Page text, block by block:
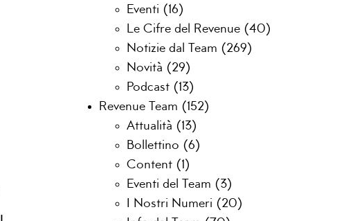
Eventi (16)
Le Cifre del Revenue (40)
Notizie dal Team (269)
Novità (29)
Podcast (13)
Revenue Team (152)
Attualità (13)
Bollettino (6)
Content (1)
Eventi del Team (3)
I Nostri Numeri (20)